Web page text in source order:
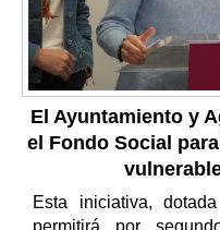
El Ayuntamiento y
el Fondo Social
Esta iniciativa,